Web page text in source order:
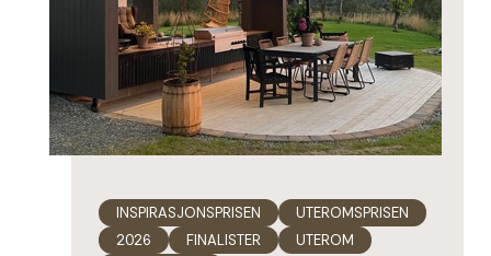
INSPIRASJONSPRISEN
UTEROMSPRISEN
2026
FINALISTER UTEROM